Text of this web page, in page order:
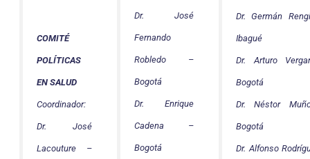
COMITÉ
POLÍTICAS
EN SALUD
Coordinador:
Dr. José
Lacouture –
Dr. José
Fernando
Robledo –
Bogotá
Dr. Enrique
Cadena –
Bogotá
Dr. Germán
Ibagué
Dr. Arturo
Bogotá
Dr. Néstor
Bogotá
Dr. Alfonso